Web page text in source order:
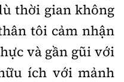
thời gian không
tôi cảm nhận
và gần gũi với
ích với mảnh